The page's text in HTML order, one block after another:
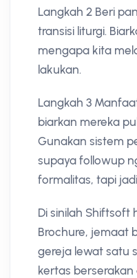
Langkah 2 Beri
transisi liturgi.
mengapa kita
lakukan.
Langkah 3
biarkan mereka
Gunakan sistem
supaya followup
formalitas, tapi
Di sinilah Shiftsoft
Brochure, jemaat
gereja lewat satu
kertas